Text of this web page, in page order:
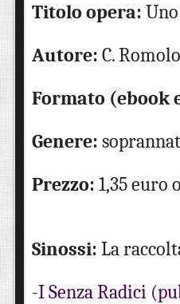
Titolo opera:
Autore: C. Romolo
Formato (ebook
Genere:
Prezzo: 1,35 euro
Sinossi: La
-I Senza Radici